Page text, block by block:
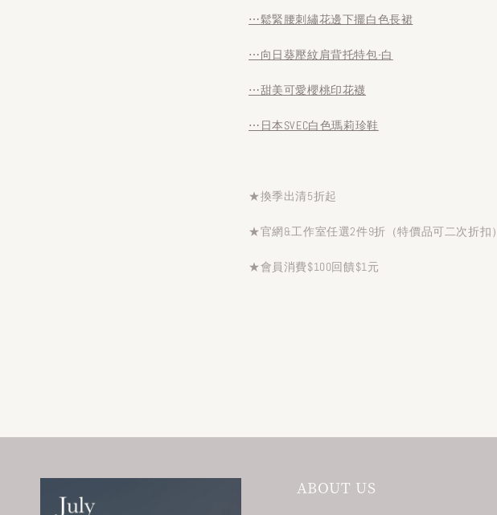
⋯鬆緊腰刺繡花邊下擺白色長裙
⋯向日葵壓紋肩背托特包-白
⋯甜美可愛櫻桃印花襪
⋯日本SVEC白色瑪莉珍鞋
★換季出清5折起
★官網&工作室任選2件9折（特價品可二次折扣）
★會員消費$100回饋$1元
ABOUT US